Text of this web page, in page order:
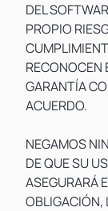
DEL
PROPIO
RECONOCEN
GARANTÍA
ACUERDO.
NEGAMOS
DE QUE SU
ASEGURARÁ
OBLIGACIÓN,